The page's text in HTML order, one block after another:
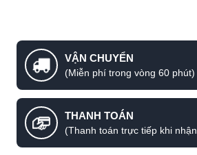
Đèn chùm giá rẻ - Thiết kế
VẬN CHUYỂN
(Miễn phí trong vòng 60 phút)
THANH TOÁN
(Thanh toán trực tiếp khi